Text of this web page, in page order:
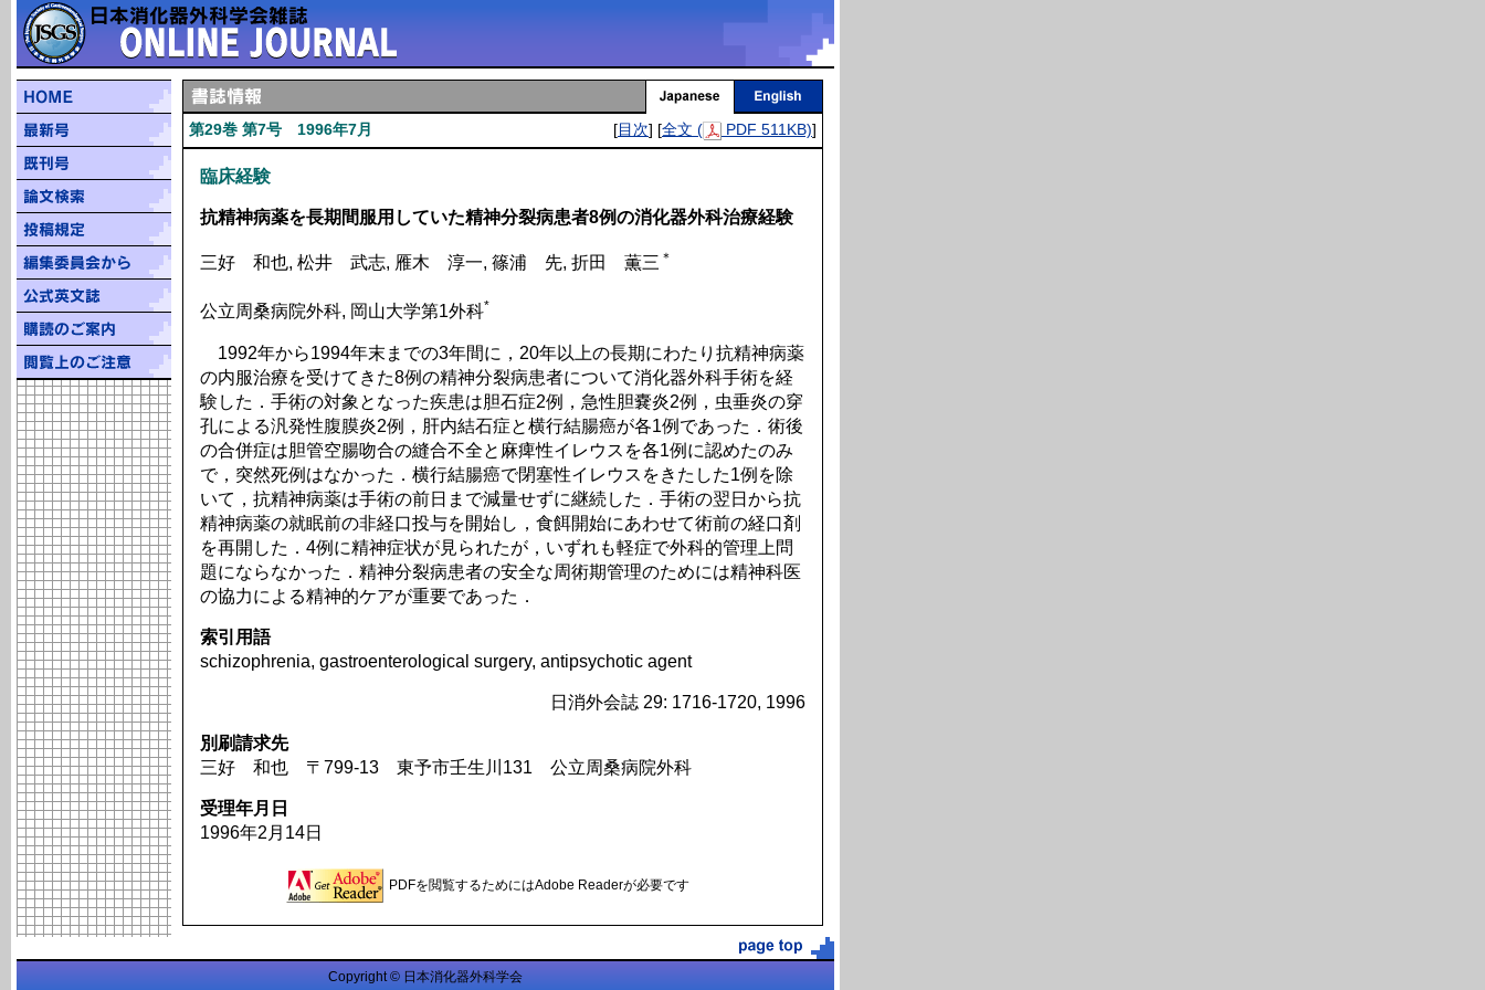
第29巻 第7号 1996年7月 [目次] [全文 ( PDF 511KB)]
臨床経験
抗精神病薬を長期間服用していた精神分裂病患者8例の消化器外科治療経験
三好 和也, 松井 武志, 雁木 淳一, 篠浦 先, 折田 薫三 ＊
公立周桑病院外科, 岡山大学第1外科*
1992年から1994年末までの3年間に，20年以上の長期にわたり抗精神病薬
の内服治療を受けてきた8例の精神分裂病患者について消化器外科手術を経
験した．手術の対象となった疾患は胆石症2例，急性胆嚢炎2例，虫垂炎の穿
孔による汎発性腹膜炎2例，肝内結石症と横行結腸癌が各1例であった．術後
の合併症は胆管空腸吻合の縫合不全と麻痺性イレウスを各1例に認めたのみ
で，突然死例はなかった．横行結腸癌で閉塞性イレウスをきたした1例を除
いて，抗精神病薬は手術の前日まで減量せずに継続した．手術の翌日から抗
精神病薬の就眠前の非経口投与を開始し，食餌開始にあわせて術前の経口剤
を再開した．4例に精神症状が見られたが，いずれも軽症で外科的管理上問
題にならなかった．精神分裂病患者の安全な周術期管理のためには精神科医
の協力による精神的ケアが重要であった．
索引用語
schizophrenia, gastroenterological surgery, antipsychotic agent
日消外会誌 29: 1716-1720, 1996
別刷請求先
三好 和也 〒799-13 東予市壬生川131 公立周桑病院外科
受理年月日
1996年2月14日
PDFを閲覧するためにはAdobe Readerが必要です
Copyright © 日本消化器外科学会